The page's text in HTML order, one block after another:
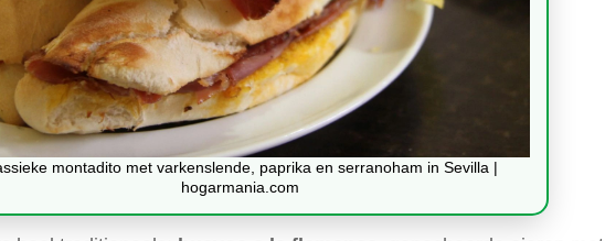
montadito met varkenslende, paprika en serranoham in Sevilla |
hogarmania.com